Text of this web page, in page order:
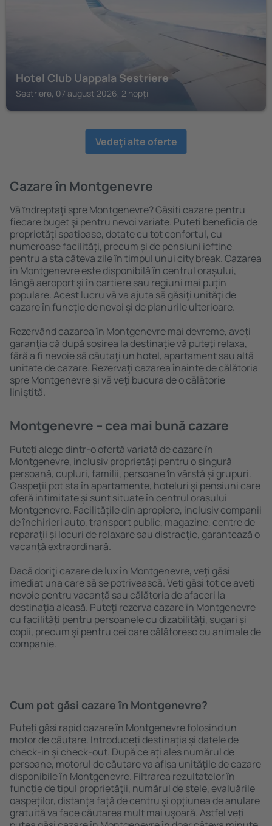
Hotel Club Uappala Sestriere
Sestriere, 07 august 2026, 2 nopți
Vedeţi alte oferte
Cazare în Montgenevre
Vă ȋndreptaţi spre Montgenevre? Găsiți cazare pentru
fiecare buget şi pentru nevoi variate. Puteți beneficia de
proprietăți spațioase, dotate cu tot confortul, cu
numeroase facilități, precum și de pensiuni ieftine
pentru a sta câteva zile în timpul unui city break. Cazarea
în Montgenevre este disponibilă în centrul orașului,
lângă aeroport și în cartiere sau regiuni mai puțin
populare. Acest lucru vă va ajuta să găsiţi unităţi de
cazare în funcție de nevoi și de planurile ulterioare.
Rezervând cazarea în Montgenevre mai devreme, aveți
garanţia că după sosirea la destinație vă puteţi relaxa,
fără a fi nevoie să căutaţi un hotel, apartament sau altă
unitate de cazare. Rezervaţi cazarea înainte de călătoria
spre Montgenevre și vă veţi bucura de o călătorie
liniştită.
Montgenevre – cea mai bună cazare
Puteți alege dintr-o ofertă variată de cazare în
Montgenevre, inclusiv proprietăți pentru o singură
persoană, cupluri, familii, persoane ȋn vârstă și grupuri.
Oaspeţii pot sta în apartamente, hoteluri și pensiuni care
oferă intimitate și sunt situate în centrul orașului
Montgenevre. Facilitățile din apropiere, inclusiv companii
de închirieri auto, transport public, magazine, centre de
reparaţii și locuri de relaxare sau distracţie, garantează o
vacanță extraordinară.
Dacă doriţi cazare de lux în Montgenevre, veţi găsi
imediat una care să se potrivească. Veți găsi tot ce aveți
nevoie pentru vacanță sau călătoria de afaceri la
destinația aleasă. Puteți rezerva cazare în Montgenevre
cu facilități pentru persoanele cu dizabilități, sugari și
copii, precum și pentru cei care călătoresc cu animale de
companie.
Cum pot găsi cazare în Montgenevre?
Puteți găsi rapid cazare în Montgenevre folosind un
motor de căutare. Introduceți destinația și datele de
check-in și check-out. După ce ați ales numărul de
persoane, motorul de căutare va afișa unităţile de cazare
disponibile în Montgenevre. Filtrarea rezultatelor în
funcție de tipul proprietăţii, numărul de stele, evaluările
oaspeților, distanța față de centru și opțiunea de anulare
gratuită va face căutarea mult mai ușoară. Astfel veți